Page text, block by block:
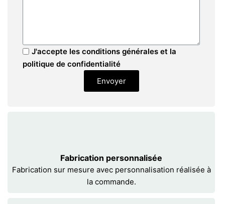
J'accepte les conditions générales et la
politique de confidentialité
Envoyer
Fabrication personnalisée
Fabrication sur mesure avec personnalisation réalisée à
la commande.